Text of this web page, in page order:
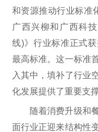
和资源推动行业标准
广西兴柳和 广西科
线)》行业标准正式
最高标准。这一标准
入其中，填补了行业
化发展提供了重要支撑
随着消费升级和
面行业正迎来结构性